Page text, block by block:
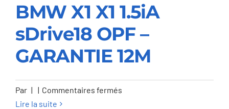
BMW X1 X1 1.5iA
GARANTIE 12M
BMW X1 X1 1.5iA
sDrive18 OPF –
GARANTIE 12M
Par | | Commentaires fermés
Lire la suite